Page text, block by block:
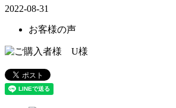
2022-08-31
お客様の声